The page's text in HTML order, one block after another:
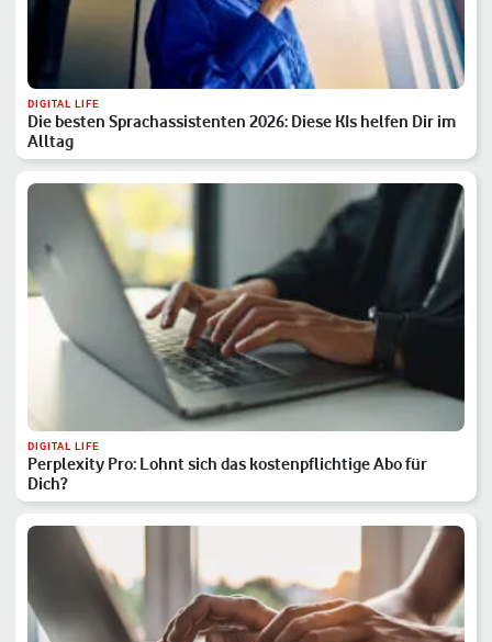
DIGITAL LIFE
Die besten Sprachassistenten 2026: Diese KIs helfen Dir im
Alltag
DIGITAL LIFE
Perplexity Pro: Lohnt sich das kostenpflichtige Abo für
Dich?